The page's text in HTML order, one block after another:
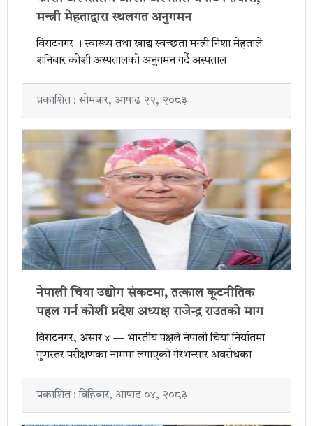
मन्त्री मेहताद्वारा स्थलगत अनुगमन
विराटनगर । स्वास्थ्य तथा खाद्य स्वच्छता मन्त्री निशा मेहताले
शनिबार कोशी अस्पतालको अनुगमन गर्दै अस्पताल
प्रकाशित : सोमबार, आषाढ २२, २०८३
नेपाली चिया उद्योग संकटमा, तत्काल कूटनीतिक
पहल गर्न कोशी प्रदेश अध्यक्ष राजेन्द्र राउतको माग
विराटनगर, असार ४ — भारतीय पक्षले नेपाली चिया निर्यातमा
गुणस्तर परीक्षणका नाममा लगाएको गैरभन्सार अवरोधका
प्रकाशित : बिहिबार, आषाढ ०४, २०८३